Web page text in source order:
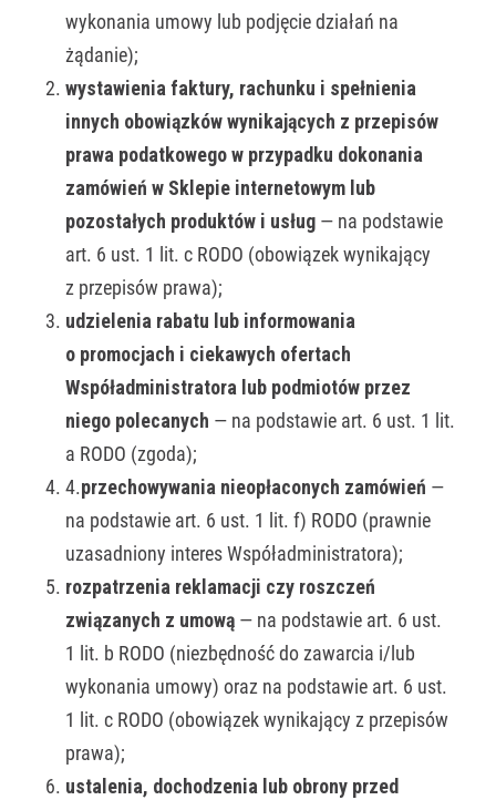
wykonania umowy lub podjęcie działań na
żądanie);
wystawienia faktury, rachunku i spełnienia
innych obowiązków wynikających z przepisów
prawa podatkowego w przypadku dokonania
zamówień w Sklepie internetowym lub
pozostałych produktów i usług— na podstawie
art. 6 ust. 1 lit. c RODO (obowiązek wynikający
z przepisów prawa);
udzielenia rabatu lub informowania
o promocjach i ciekawych ofertach
Współadministratora lub podmiotów przez
niego polecanych — na podstawie art. 6 ust. 1 lit.
a RODO (zgoda);
4.przechowywania nieopłaconych zamówień —
na podstawie art. 6 ust. 1 lit. f) RODO (prawnie
uzasadniony interes Współadministratora);
rozpatrzenia reklamacji czy roszczeń
związanych z umową— na podstawie art. 6 ust.
1 lit. b RODO (niezbędność do zawarcia i/lub
wykonania umowy) oraz na podstawie art. 6 ust.
1 lit. c RODO (obowiązek wynikający z przepisów
prawa);
ustalenia, dochodzenia lub obrony przed